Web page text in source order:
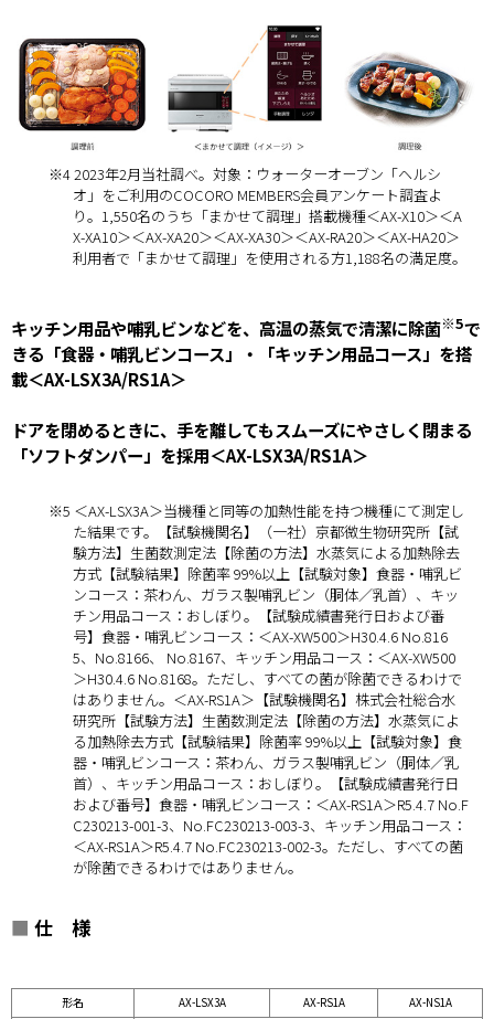
※4 2023年2月当社調べ。対象：ウォーターオーブン「ヘルシ
オ」をご利用のCOCORO MEMBERS会員アンケート調査よ
り。1,550名のうち「まかせて調理」搭載機種＜AX-X10＞＜A
X-XA10＞＜AX-XA20＞＜AX-XA30＞＜AX-RA20＞＜AX-HA20＞
利用者で「まかせて調理」を使用される方1,188名の満足度。
キッチン用品や哺乳ビンなどを、高温の蒸気で清潔に除菌※5で
きる「食器・哺乳ビンコース」・「キッチン用品コース」を搭
載＜AX-LSX3A/RS1A＞
ドアを閉めるときに、手を離してもスムーズにやさしく閉まる
「ソフトダンパー」を採用＜AX-LSX3A/RS1A＞
※5 ＜AX-LSX3A＞当機種と同等の加熱性能を持つ機種にて測定し
た結果です。【試験機関名】（一社）京都微生物研究所【試
験方法】生菌数測定法【除菌の方法】水蒸気による加熱除去
方式【試験結果】除菌率 99%以上【試験対象】食器・哺乳ビ
ンコース：茶わん、ガラス製哺乳ビン（胴体／乳首）、キッ
チン用品コース：おしぼり。【試験成績書発行日および番
号】食器・哺乳ビンコース：＜AX-XW500＞H30.4.6 No.816
5、No.8166、 No.8167、キッチン用品コース：＜AX-XW500
＞H30.4.6 No.8168。ただし、すべての菌が除菌できるわけで
はありません。＜AX-RS1A＞【試験機関名】株式会社総合水
研究所【試験方法】生菌数測定法【除菌の方法】水蒸気によ
る加熱除去方式【試験結果】除菌率 99%以上【試験対象】食
器・哺乳ビンコース：茶わん、ガラス製哺乳ビン（胴体／乳
首）、キッチン用品コース：おしぼり。【試験成績書発行日
および番号】食器・哺乳ビンコース：＜AX-RS1A＞R5.4.7 No.F
C230213-001-3、No.FC230213-003-3、キッチン用品コース：
＜AX-RS1A＞R5.4.7 No.FC230213-002-3。ただし、すべての菌
が除菌できるわけではありません。
■ 仕 様
形名 AX-LSX3A AX-RS1A AX-NS1A